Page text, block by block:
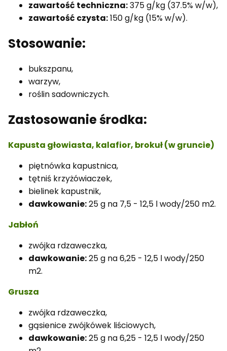
zawartość techniczna:375 g/kg (37.5% w/w),
zawartość czysta:150 g/kg (15% w/w).
Stosowanie:
bukszpanu,
warzyw,
roślin sadowniczych.
Zastosowanie środka:
Kapusta głowiasta, kalafior, brokuł (w gruncie)
piętnówka kapustnica,
tętniś krzyżówiaczek,
bielinek kapustnik,
dawkowanie:25 g na 7,5 - 12,5 l wody/250 m2.
Jabłoń
zwójka rdzaweczka,
dawkowanie:25 g na 6,25 - 12,5 l wody/250
m2.
Grusza
zwójka rdzaweczka,
gąsienice zwójkówek liściowych,
dawkowanie:25 g na 6,25 - 12,5 l wody/250